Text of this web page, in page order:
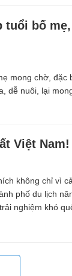
tuổi bố
mong chờ, đặc
dễ nuôi, lại
Việt Nam!
không chỉ vì
phố du lịch
nghiệm khó